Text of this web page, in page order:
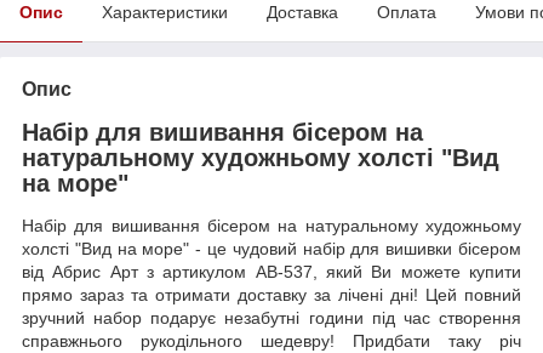
Опис Характеристики Доставка Оплата Умови
Опис
Набір для вишивання бісером на
натуральному художньому холсті "Вид
на море"
Набір для вишивання бісером на натуральному художньому
холсті "Вид на море" - це чудовий набір для вишивки бісером
від Абрис Арт з артикулом AB-537, який Ви можете купити
прямо зараз та отримати доставку за лічені дні! Цей повний
зручний набор подарує незабутні години під час створення
справжнього рукодільного шедевру! Придбати таку річ